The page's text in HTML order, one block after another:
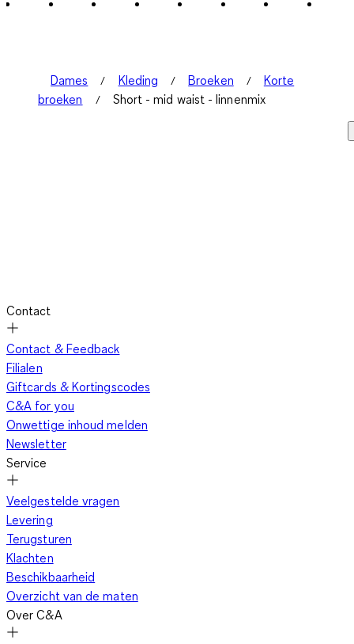
Dames Kleding Broeken
Korte
broeken
Short - mid waist - linnenmix
Contact
Contact & Feedback
Filialen
Giftcards & Kortingscodes
C&A for you
Onwettige inhoud melden
Newsletter
Service
Veelgestelde vragen
Levering
Terugsturen
Klachten
Beschikbaarheid
Overzicht van de maten
Over C&A